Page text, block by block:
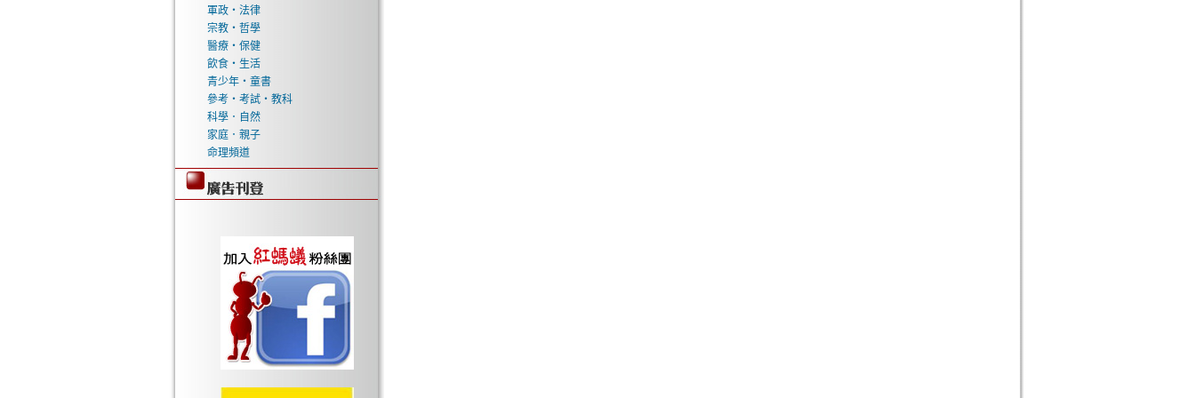
軍政‧法律
宗教‧哲學
醫療‧保健
飲食‧生活
青少年‧童書
參考‧考試‧教科
科學．自然
家庭．親子
命理頻道